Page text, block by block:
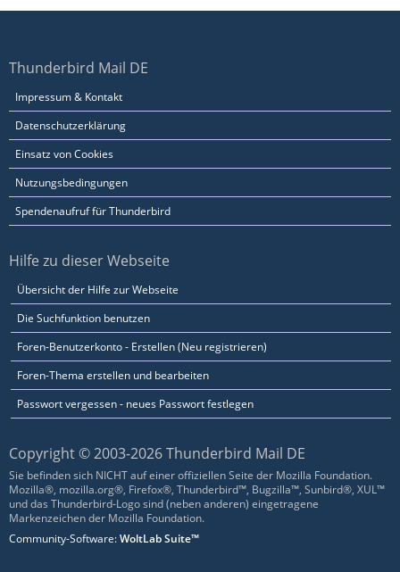
Thunderbird Mail DE
Impressum & Kontakt
Datenschutzerklärung
Einsatz von Cookies
Nutzungsbedingungen
Spendenaufruf für Thunderbird
Hilfe zu dieser Webseite
Übersicht der Hilfe zur Webseite
Die Suchfunktion benutzen
Foren-Benutzerkonto - Erstellen (Neu registrieren)
Foren-Thema erstellen und bearbeiten
Passwort vergessen - neues Passwort festlegen
Copyright © 2003-2026 Thunderbird Mail DE
Sie befinden sich NICHT auf einer offiziellen Seite der Mozilla Foundation.
Mozilla®, mozilla.org®, Firefox®, Thunderbird™, Bugzilla™, Sunbird®, XUL™
und das Thunderbird-Logo sind (neben anderen) eingetragene
Markenzeichen der Mozilla Foundation.
Community-Software:WoltLab Suite™